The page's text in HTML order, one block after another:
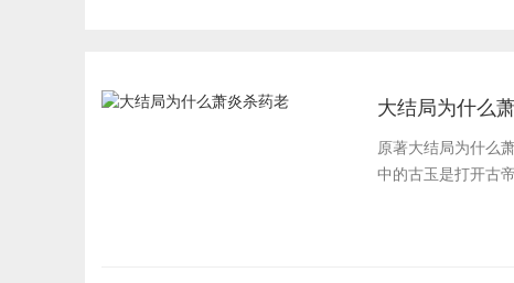
大结局为什么
原著大结局为什么
中的古玉是打开古